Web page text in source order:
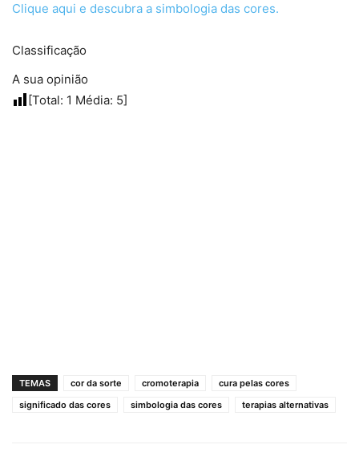
Clique aqui e descubra a simbologia das cores.
Classificação
A sua opinião
[Total: 1 Média: 5]
TEMAS cor da sorte cromoterapia
cura pelas cores
significado das cores
simbologia das cores terapias alternativas